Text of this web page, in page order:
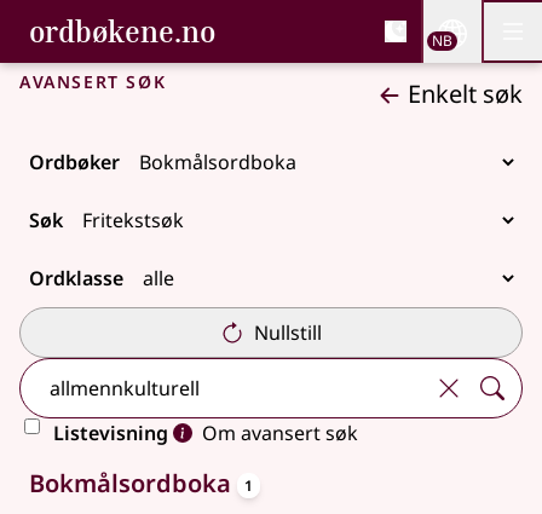
Gå til hovedinnhold
Tilgjengelighet
ordbøkene.no, Bokmålsordboka og
Bokmålsordboka og Nynorskordboka
NB
Avansert søk Enkelt søk
Ordbøker
Søk
Ordklasse
Nullstill
Listevisning
Om avansert søk
Ett treff
Bokmålsordboka 1